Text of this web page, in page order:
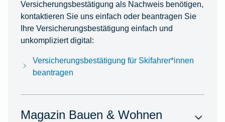
Versicherungsbestätigung als Nachweis benötigen,
kontaktieren Sie uns einfach oder beantragen Sie
Ihre Versicherungsbestätigung einfach und
unkompliziert digital:
Versicherungsbestätigung für Skifahrer*innen
beantragen
Magazin Bauen & Wohnen